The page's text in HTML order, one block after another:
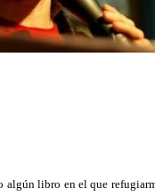
algún libro en el que